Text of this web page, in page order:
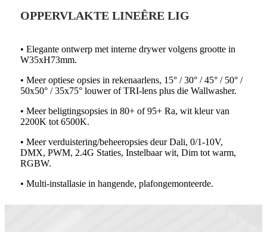
OPPERVLAKTE LINEÊRE LIG
• Elegante ontwerp met interne drywer volgens grootte in
W35xH73mm.
• Meer optiese opsies in rekenaarlens, 15° / 30° / 45° / 50° /
50x50° / 35x75° louwer of TRI-lens plus die Wallwasher.
• Meer beligtingsopsies in 80+ of 95+ Ra, wit kleur van
2200K tot 6500K.
• Meer verduistering/beheeropsies deur Dali, 0/1-10V,
DMX, PWM, 2.4G Staties, Instelbaar wit, Dim tot warm,
RGBW.
• Multi-installasie in hangende, plafongemonteerde.